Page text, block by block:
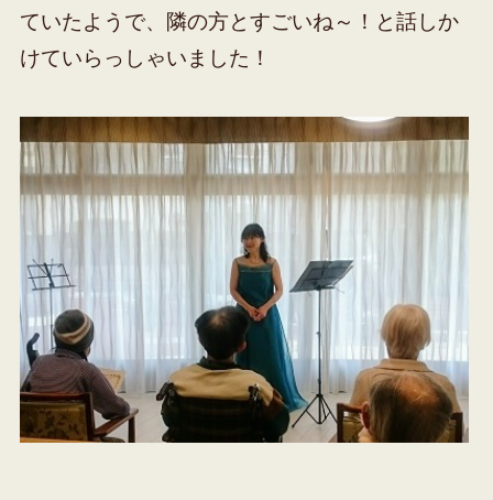
ていたようで、隣の方とすごいね～！と話しか
けていらっしゃいました！